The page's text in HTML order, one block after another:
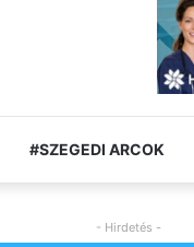
#SZEGEDI ARCOK
- Hirdetés -